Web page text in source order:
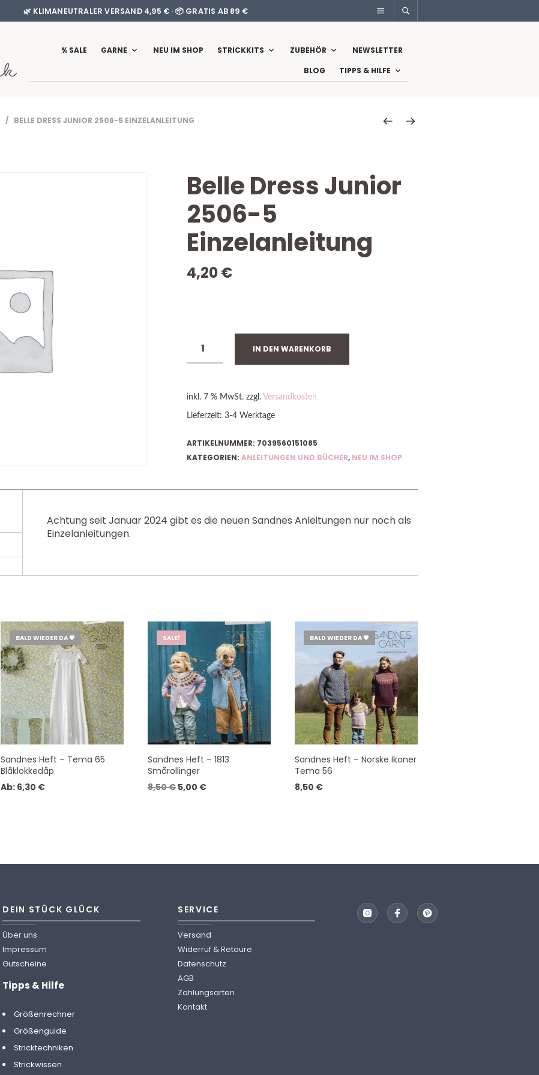
🌿 KLIMANEUTRALER VERSAND 4,95 € · 📦 GRATIS AB 89 €
% SALE GARNE NEU IM SHOP STRICKKITS ZUBEHÖR
NEWSLETTER
BLOG
TIPPS & HILFE
/ BELLE DRESS JUNIOR 2506-5 EINZELANLEITUNG
Belle Dress Junior
2506-5
Einzelanleitung
4,20€
IN DEN WARENKORB
inkl. 7 % MwSt. zzgl. Versandkosten
Lieferzeit: 3-4 Werktage
ARTIKELNUMMER: 7039560151085
KATEGORIEN: ANLEITUNGEN UND BÜCHER, NEU IM SHOP
Achtung seit Januar 2024 gibt es die neuen Sandnes Anleitungen nur noch als
Einzelanleitungen.
BALD WIEDER DA 💗
Sandnes Heft – Tema 65
Blåklokkedåp
Ab: 6,30 €
SALE!
Sandnes Heft – 1813
Smårollinger
8,50€ Ursprünglicher
5,00 €Aktueller
BALD WIEDER DA 💗
Sandnes Heft – Norske Ikoner
Tema 56
8,50 €
DEIN STÜCK GLÜCK
Über uns
Impressum
Gutscheine
Tipps & Hilfe
Größenrechner
Größenguide
Stricktechniken
Strickwissen
SERVICE
Versand
Widerruf & Retoure
Datenschutz
AGB
Zahlungsarten
Kontakt